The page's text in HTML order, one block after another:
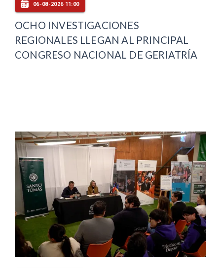
06-08-2026 11:00
OCHO INVESTIGACIONES
REGIONALES LLEGAN AL PRINCIPAL
CONGRESO NACIONAL DE GERIATRÍA